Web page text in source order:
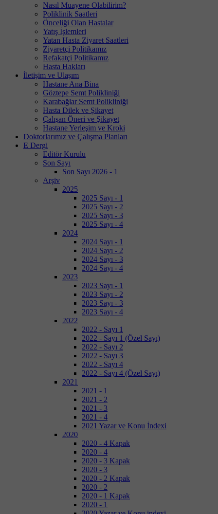
Nasıl Muayene Olabilirim?
Poliklinik Saatleri
Önceliği Olan Hastalar
Yatış İşlemleri
Yatan Hasta Ziyaret Saatleri
Ziyaretçi Politikamız
Refakatçi Politikamız
Hasta Hakları
İletişim ve Ulaşım
Hastane Ana Bina
Göztepe Semt Polikliniği
Karabağlar Semt Polikliniği
Hasta Dilek ve Şikayet
Çalışan Öneri ve Şikayet
Hastane Yerleşim ve Kroki
Doktorlarımız ve Çalışma Planları
E Dergi
Editör Kurulu
Son Sayı
Son Sayı 2026 - 1
Arşiv
2025
2025 Sayı - 1
2025 Sayı - 2
2025 Sayı - 3
2025 Sayı - 4
2024
2024 Sayı - 1
2024 Sayı - 2
2024 Sayı - 3
2024 Sayı - 4
2023
2023 Sayı - 1
2023 Sayı - 2
2023 Sayı - 3
2023 Sayı - 4
2022
2022 - Sayı 1
2022 - Sayı 1 (Özel Sayı)
2022 - Sayı 2
2022 - Sayı 3
2022 - Sayı 4
2022 - Sayı 4 (Özel Sayı)
2021
2021 - 1
2021 - 2
2021 - 3
2021 - 4
2021 Yazar ve Konu İndexi
2020
2020 - 4 Kapak
2020 - 4
2020 - 3 Kapak
2020 - 3
2020 - 2 Kapak
2020 - 2
2020 - 1 Kapak
2020 - 1